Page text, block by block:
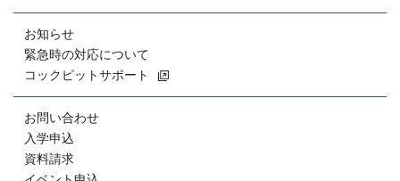
お知らせ
緊急時の対応について
コックピットサポート
お問い合わせ
入学申込
資料請求